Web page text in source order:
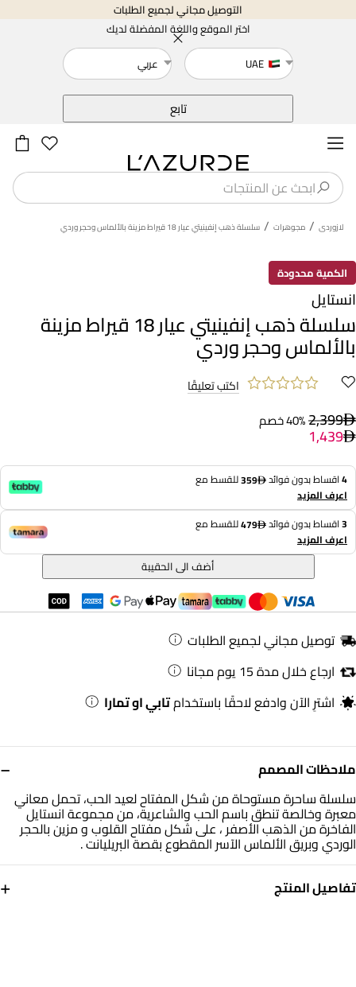
التوصيل مجاني لجميع الطلبات
اختر الموقع واللغة المفضلة لديك
UAE
عربي
تابع
لازوردى / مجوهرات / سلسلة ذهب إنفينيتي عيار 18 قيراط مزينة بالألماس وحجر وردي
الكمية محدودة
ملاحظات المصمم −
سلسلة ساحرة مستوحاة من شكل المفتاح لعيد الحب، تحمل معاني
معبرة وخالصة تنطق باسم الحب والشاعرية، من مجموعة انستايل
الفاخرة من الذهب الأصفر ، على شكل مفتاح القلوب و مزين بالحجر
الوردي وبريق الألماس الآسر المقطوع بقصة البريليانت .
تفاصيل المنتج
+
انستايل
سلسلة ذهب إنفينيتي عيار 18 قيراط مزينة
بالألماس وحجر وردي
اكتب تعليقًا
2,39940% خصم
1,439
4اقساط بدون فوائد 359للقسط مع
اعرف المزيد
3اقساط بدون فوائد 479للقسط مع
اعرف المزيد
أضف الى الحقيبة
توصيل مجاني لجميع الطلبات
ارجاع خلال مدة 15 يوم مجانا
اشترِ الآن وادفع لاحقًا باستخدامتابي او تمارا